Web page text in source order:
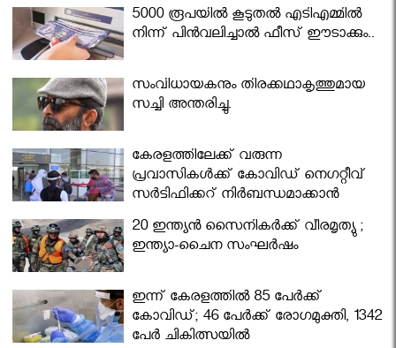
5000 രൂപയിൽ കൂടുതൽ എടിഎമ്മിൽ
നിന്ന് പിൻവലിച്ചാൽ ഫീസ് ഈടാക്കും..
സംവിധായകനും തിരക്കഥാകൃത്തുമായ
സച്ചി അന്തരിച്ചു.
കേരളത്തിലേക്ക് വരുന്ന
പ്രവാസികള്‍ക്ക് കോവിഡ് നെഗറ്റീവ്
സര്‍ട്ടിഫിക്കറ്റ് നിർബന്ധമാക്കാൻ
മന്ത്രിസഭ
20 ഇന്ത്യൻ സൈനികർക്ക് വീരമൃത്യു ;
ഇന്ത്യാ-ചൈന സംഘർഷം
ഇന്ന് കേരളത്തിൽ 85 പേർക്ക്
കോവിഡ്; 46 പേർക്ക് രോഗമുക്തി, 1342
പേർ ചികിത്സയിൽ